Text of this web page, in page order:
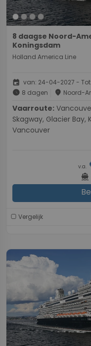
8 daagse Noord-
Koningsdam
Holland America Line
event van: 24-04-2027 -
schedule 8 dagen place Noord-
Vaarroute:
Skagway, Glacier Bay,
Vancouver
v.a.
directions_boat
Vergelijk